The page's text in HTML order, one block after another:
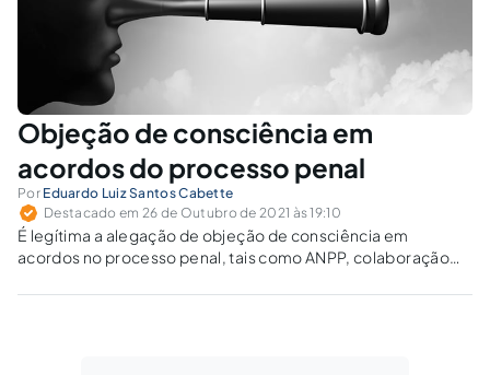
Objeção de consciência em
acordos do processo penal
Por Eduardo Luiz Santos Cabette
Destacado em 26 de Outubro de 2021 às 19:10
É legítima a alegação de objeção de consciência em
acordos no processo penal, tais como ANPP, colaboração
processo?